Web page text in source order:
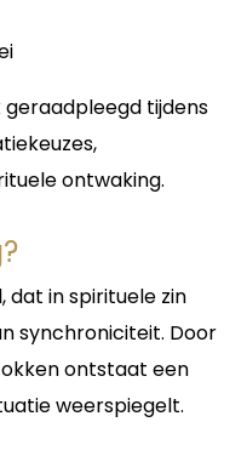
en
besproken
consulten. Relaties
en veel vragen
een relatie
gevoelens
geraadpleegd tijdens
ontwaking.
dat in spirituele zin
synchroniciteit. Door
ontstaat een
weerspiegelt.